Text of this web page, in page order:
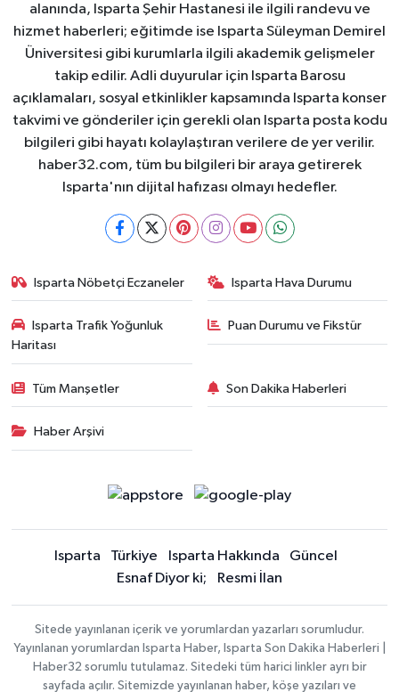
alanında, Isparta Şehir Hastanesi ile ilgili randevu ve
hizmet haberleri; eğitimde ise Isparta Süleyman Demirel
Üniversitesi gibi kurumlarla ilgili akademik gelişmeler
takip edilir. Adli duyurular için Isparta Barosu
açıklamaları, sosyal etkinlikler kapsamında Isparta konser
takvimi ve gönderiler için gerekli olan Isparta posta kodu
bilgileri gibi hayatı kolaylaştıran verilere de yer verilir.
haber32.com, tüm bu bilgileri bir araya getirerek
Isparta'nın dijital hafızası olmayı hedefler.
Isparta Nöbetçi Eczaneler Isparta Hava Durumu
Isparta Trafik Yoğunluk
Haritası
Puan Durumu ve Fikstür
Tüm Manşetler Son Dakika Haberleri
Haber Arşivi
Isparta Türkiye Isparta Hakkında
Güncel
Esnaf Diyor ki;
Resmi İlan
Sitede yayınlanan içerik ve yorumlardan yazarları sorumludur.
Yayınlanan yorumlardan Isparta Haber, Isparta Son Dakika Haberleri |
Haber32 sorumlu tutulamaz. Sitedeki tüm harici linkler ayrı bir
sayfada açılır. Sitemizde yayınlanan haber, köşe yazıları ve